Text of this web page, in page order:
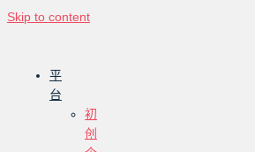
Skip to content
平
台
初
创